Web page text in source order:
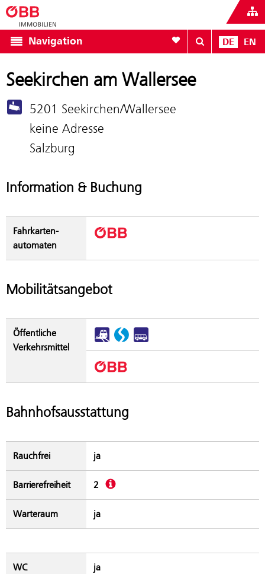
Navigation Zur Favoritenliste
DE EN
Seekirchen am Wallersee
5201 Seekirchen/Wallersee
keine Adresse
Salzburg
Information & Buchung
Fahrkarten­
automaten
Mobilitätsangebot
Öffentliche
Verkehrsmittel
Bahnhofsausstattung
Rauchfrei ja
Barrierefreiheit 2 Beschreibung
Warteraum ja
WC ja